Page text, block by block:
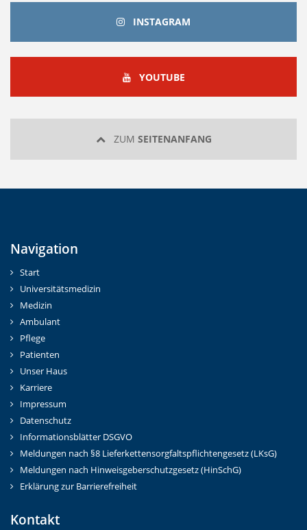
INSTAGRAM
YOUTUBEYOUTUBE
ZUM SEITENANFANG
Navigation
Start
Universitätsmedizin
Medizin
Ambulant
Pflege
Patienten
Unser Haus
Karriere
Impressum
Datenschutz
Informationsblätter DSGVO
Meldungen nach §8 Lieferkettensorgfaltspflichtengesetz (LKsG)
Meldungen nach Hinweisgeberschutzgesetz (HinSchG)
Erklärung zur Barrierefreiheit
Kontakt